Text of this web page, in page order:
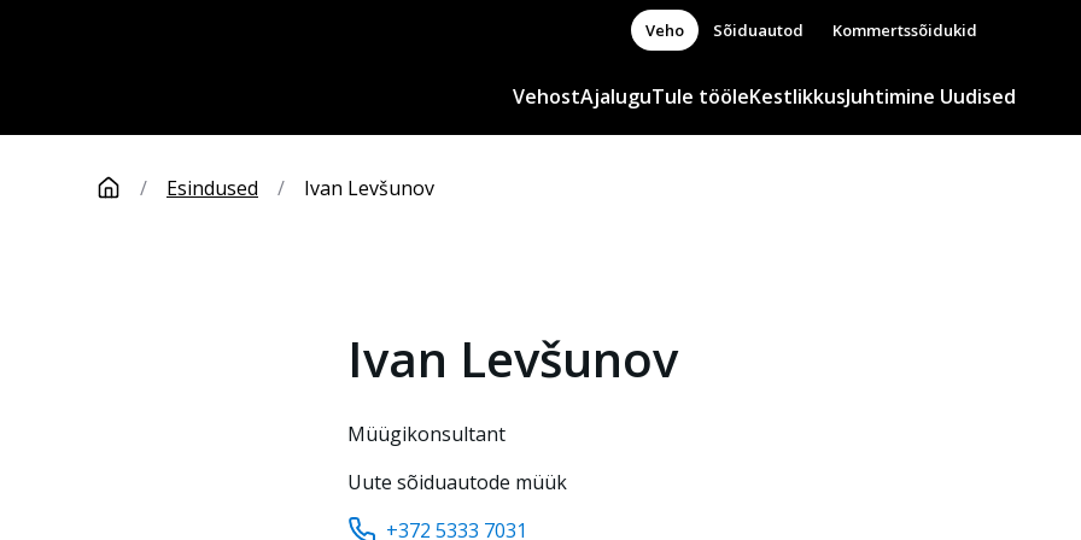
Veho Sõiduautod Kommertssõidukid
VehostAjaluguTule tööleKestlikkusJuhtimine Uudised
/ Esindused / Ivan Levšunov
Ivan Levšunov
Müügikonsultant
Uute sõiduautode müük
+372 5333 7031